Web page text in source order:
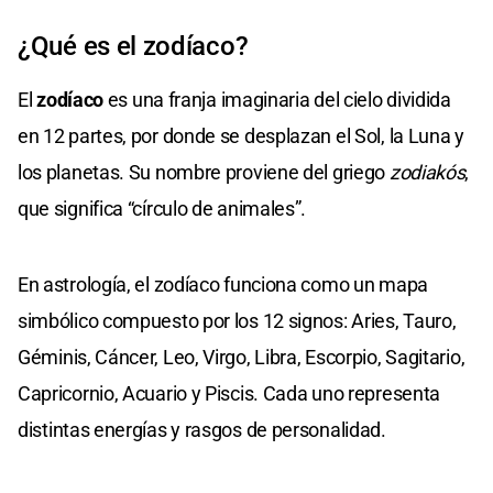
¿Qué es el zodíaco?
Elzodíacoes una franja imaginaria del cielo dividida
en 12 partes, por donde se desplazan el Sol, la Luna y
los planetas. Su nombre proviene del griego zodiakós,
que significa “círculo de animales”.
En astrología, el zodíaco funciona como un mapa
simbólico compuesto por los 12 signos: Aries, Tauro,
Géminis, Cáncer, Leo, Virgo, Libra, Escorpio, Sagitario,
Capricornio, Acuario y Piscis. Cada uno representa
distintas energías y rasgos de personalidad.